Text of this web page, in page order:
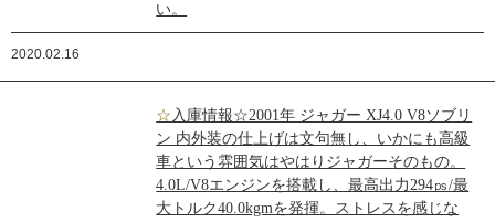
い。
2020.02.16
☆入庫情報☆2001年 ジャガー XJ4.0 V8ソブリ
ン 内外装の仕上げは文句無し、いかにも高級
車という雰囲気はやはりジャガーそのもの。
4.0L/V8エンジンを搭載し、最高出力294㎰/最
大トルク40.0kgmを発揮。ストレスを感じな